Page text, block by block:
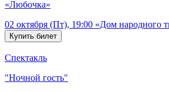
«Любочка»
02 октября (Пт), 19:00 «Дом народного
Спектакль
"Ночной гость"